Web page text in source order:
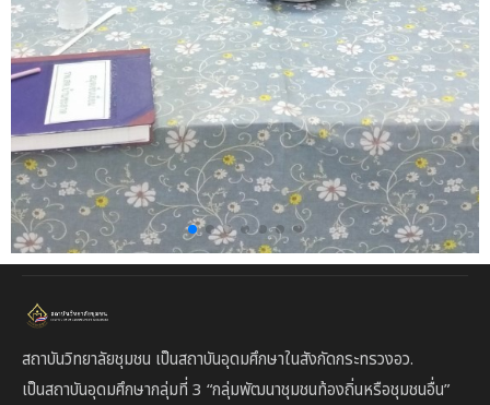
สถาบันวิทยาลัยชุมชน เป็นสถาบันอุดมศึกษาในสังกัดกระทรวงอว.
เป็นสถาบันอุดมศึกษากลุ่มที่ 3 “กลุ่มพัฒนาชุมชนท้องถิ่นหรือชุมชนอื่น”